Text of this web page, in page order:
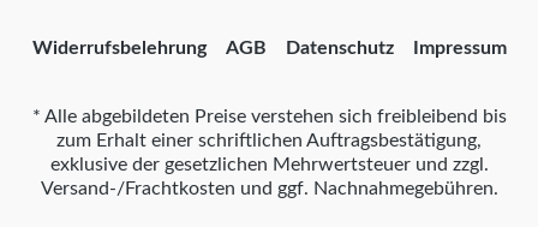
Widerrufsbelehrung AGB Datenschutz Impressum
* Alle abgebildeten Preise verstehen sich freibleibend bis
zum Erhalt einer schriftlichen Auftragsbestätigung,
exklusive der gesetzlichen Mehrwertsteuer und zzgl.
Versand-/Frachtkosten und ggf. Nachnahmegebühren.